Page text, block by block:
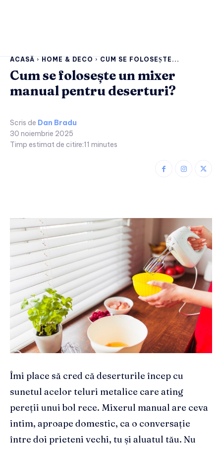
ACASĂ HOME & DECO CUM SE FOLOSEȘTE...
Cum se folosește un mixer
manual pentru deserturi?
Scris de Dan Bradu
30 noiembrie 2025
Timp estimat de citire:11 minutes
Îmi place să cred că deserturile încep cu
sunetul acelor teluri metalice care ating
pereții unui bol rece. Mixerul manual are ceva
intim, aproape domestic, ca o conversație
între doi prieteni vechi, tu și aluatul tău. Nu